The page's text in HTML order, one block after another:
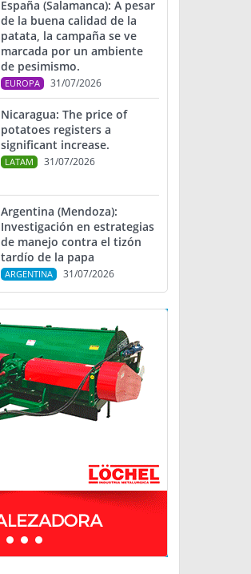
España (Salamanca): A pesar
de la buena calidad de la
patata, la campaña se ve
marcada por un ambiente
de pesimismo.
EUROPA 31/07/2026
Nicaragua: The price of
potatoes registers a
significant increase.
LATAM 31/07/2026
Argentina (Mendoza):
Investigación en estrategias
de manejo contra el tizón
tardío de la papa
ARGENTINA 31/07/2026